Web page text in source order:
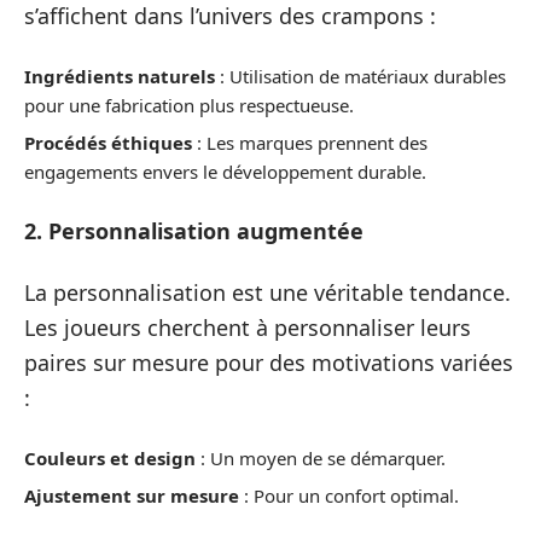
s’affichent dans l’univers des crampons :
Ingrédients naturels : Utilisation de matériaux durables
pour une fabrication plus respectueuse.
Procédés éthiques : Les marques prennent des
engagements envers le développement durable.
2. Personnalisation augmentée
La personnalisation est une véritable tendance.
Les joueurs cherchent à personnaliser leurs
paires sur mesure pour des motivations variées
:
Couleurs et design : Un moyen de se démarquer.
Ajustement sur mesure : Pour un confort optimal.